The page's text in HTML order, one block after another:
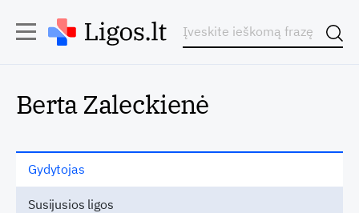
Berta Zaleckienė
Gydytojas
Susijusios ligos